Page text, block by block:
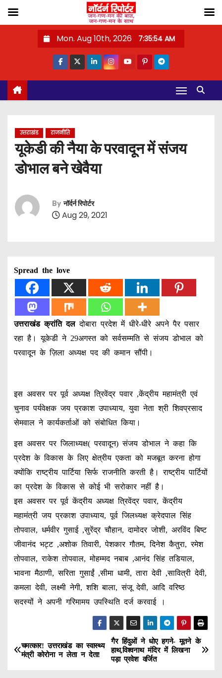
o
Mon. Aug 10th, 2026 7:35:54 AM
उत्तराखंड राजनीति
यूकेडी की नैया के परवादून में संजय
डोभाल बने खेवैया
By नॉर्दर्न रिपोर्टर
Aug 29, 2021
Spread the love
उत्तराखंड क्रांति दलदोबारा प्रदेश में धीरे-धीरे अपने पैर पसार
रहा है। यूकेडी ने 29अगस्त को सर्वसम्मति से संजय डोभाल को
परवादून के ज़िला अध्यक्ष पद की कमान सौंपी।
इस अवसर पर पूर्व अध्यक्ष त्रिवेंद्र पवार ,केंद्रीय महामंत्री एवं
चुनाव पर्यवेक्षक जय प्रकाश उपाध्याय, युवा नेता श्री शिवप्रसाद
सेमवाल ने कार्यकर्ताओं को संबोधित किया।
इस अवसर पर जिलाध्यक्ष( परवादून) संजय डोभाल ने कहा कि
प्रदेश के विकास के लिए क्षेत्रीय एकता को मजबूत करना होगा
क्योंकि राष्ट्रीय पार्टिया सिर्फ राजनीति करती है। राष्ट्रीय पार्टियों
का प्रदेश के विकास से कोई भी सरोकार नहीं है।
इस अवसर पर पूर्व केंद्रीय अध्यक्ष त्रिवेंद्र पवार, केंद्रीय
महामंत्री जय प्रकाश उपाध्याय, पूर्व जिलध्यक्ष क्रेदपाल सिंह
तोपवाल, धर्मवीर गुसाई ,सुरेंद्र चौहान, दामोदर जोशी, अरविंद बिष्ट
जीवानंद भट्ट ,अशोक तिवारी, पेशकार गौतम, दिनेश कैतुरा, रमेश
तोपवाल, राकेश तोपवाल, मोहम्मद नबाब ,आनंद सिंह तडियाल,
भावना मैठाणी, सरिता गुसाईं ,सीमा धामी, तारा देवी ,सावित्री देवी,
कमला देवी, लक्ष्मी नेगी, शशि बाला, संजू देवी, आदि वरिष्ठ
सदस्यों ने अपनी गरिमामय उपस्थिति दर्ज करवाई ।
P
गैर हिंदुओं ने धोए हगने- मूतने के
हाथ,विश्वनाथ मंदिर में लिखना
पड़ा प्रवेश वर्जित
चमत्कार! उत्तराखंड का स्वास्थ्य
मंत्री कोरोना न लेता न देता!